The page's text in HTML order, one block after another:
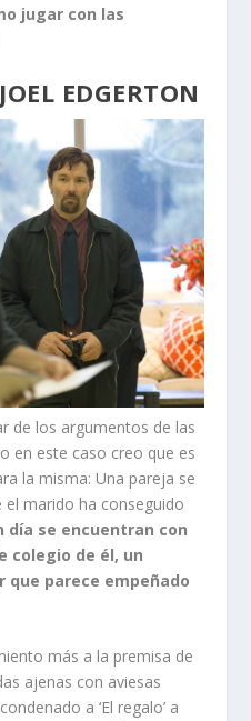
jugar con las
EDGERTON
de los argumentos de las
en este caso creo que es
la misma: Una pareja se
marido ha conseguido
día se encuentran con
colegio de él, un
parece empeñado
más a la premisa de
ajenas con aviesas
a ‘El regalo’ a